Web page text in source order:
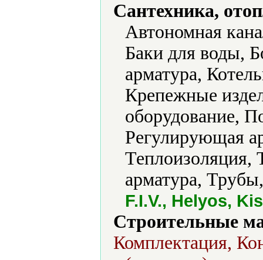
Сантехника,
Автономная
Баки для воды,
арматура,
Крепежные
оборудование,
Регулирующая
арматура,
F.I.V., Helyos,
Строительные
Комплектация,